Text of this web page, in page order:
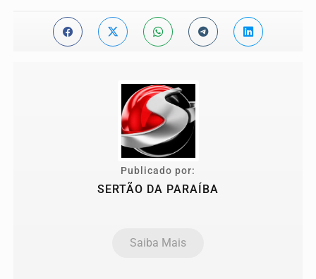
Publicado por:
SERTÃO DA PARAÍBA
Saiba Mais